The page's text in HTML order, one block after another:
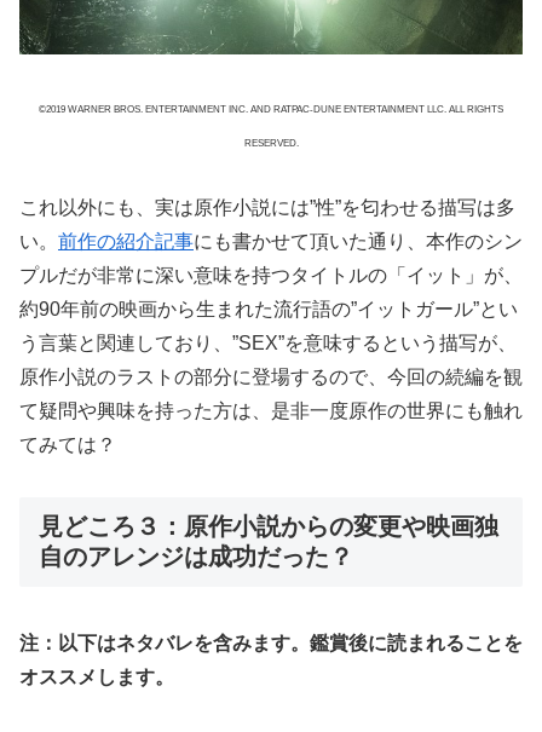
©2019 WARNER BROS. ENTERTAINMENT INC. AND RATPAC-DUNE ENTERTAINMENT LLC. ALL RIGHTS
RESERVED.
これ以外にも、実は原作小説には”性”を匂わせる描写は多
い。 前作の紹介記事にも書かせて頂いた通り、本作のシン
プルだが非常に深い意味を持つタイトルの「イット」が、
約90年前の映画から生まれた流行語の”イットガール”とい
う言葉と関連しており、”SEX”を意味するという描写が、
原作小説のラストの部分に登場するので、今回の続編を観
て疑問や興味を持った方は、是非一度原作の世界にも触れ
てみては？
見どころ３：原作小説からの変更や映画独
自のアレンジは成功だった？
注：以下はネタバレを含みます。鑑賞後に読まれることを
オススメします。